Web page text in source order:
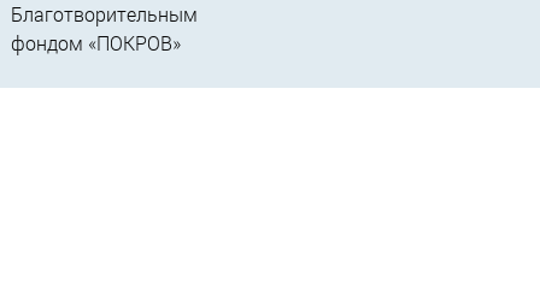
Благотворительным
фондом «ПОКРОВ»